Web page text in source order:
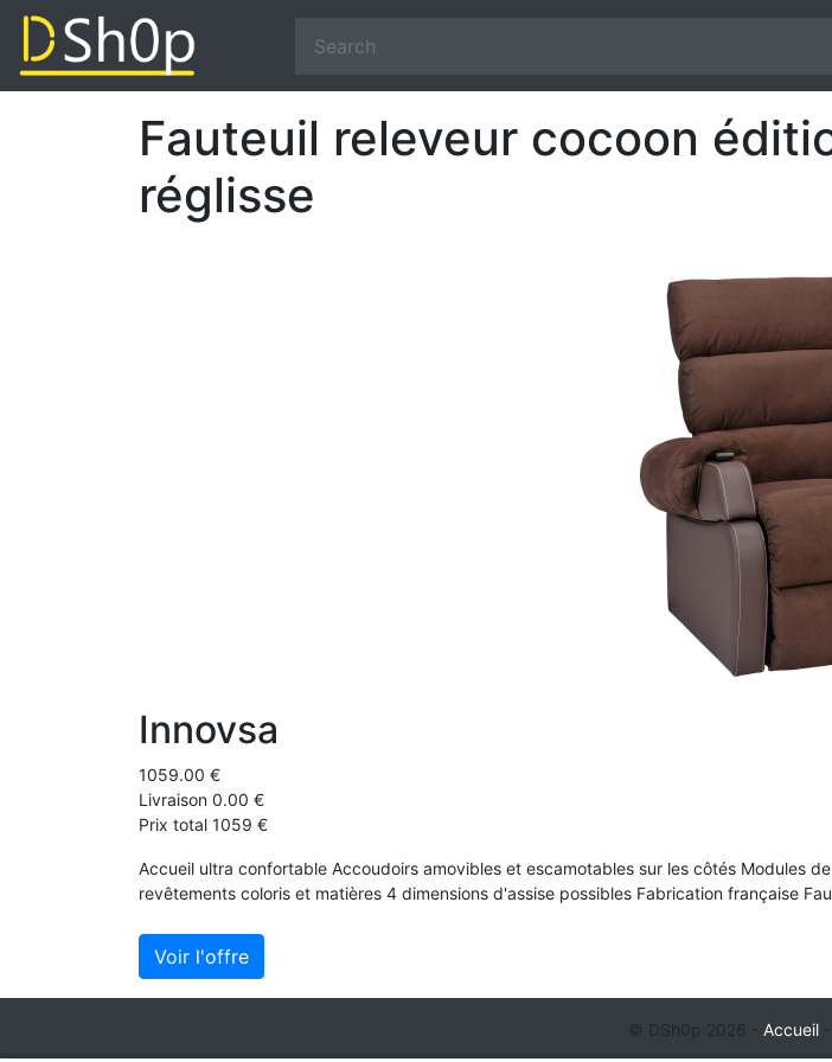
Fauteuil releveur cocoon
réglisse
Innovsa
1059.00 €
Livraison 0.00 €
Prix total 1059 €
Accueil ultra confortable Accoudoirs amovibles et escamotables sur les côtés Modules
revêtements coloris et matières 4 dimensions d'assise possibles Fabrication française
Voir l'offre
© DSh0p 2026 - Accueil